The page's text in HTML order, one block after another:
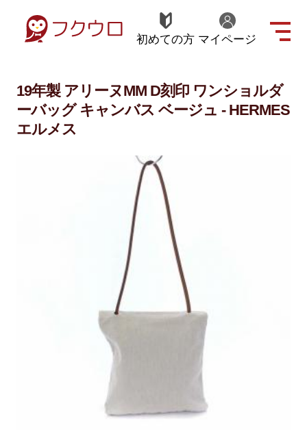
初めての方 マイページ
19年製 アリーヌMM D刻印 ワンショルダ
ーバッグ キャンバス ベージュ - HERMES
エルメス